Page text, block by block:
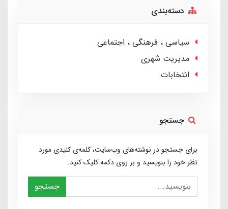
دسته‌بندی
سیاسی ، فرهنگی ، اجتماعی
مدیریت شهری
انتخابات
جستجو
برای جستجو در نوشته‌های وب‌سایت، کلمه‌ی کلیدی مورد
نظر خود را بنویسید و بر روی دکمه کلیک کنید.
جستجو